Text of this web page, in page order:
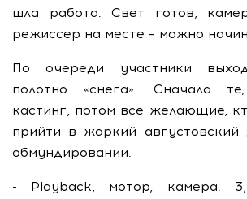
шла работа. Свет готов,
режиссер на месте – можно
По очереди участники
полотно «снега». Сначала
кастинг, потом все желающие,
прийти в жаркий
обмундировании.
- Playback, мотор, камера.